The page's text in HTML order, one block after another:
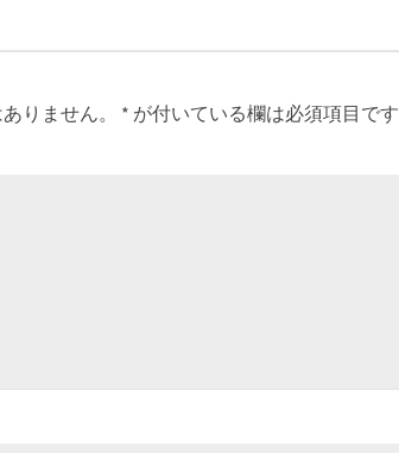
りません。 * が付いている欄は必須項目です